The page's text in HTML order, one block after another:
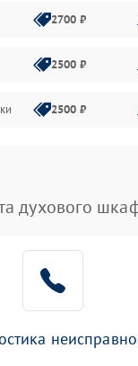
2700 ₽
2500 ₽
2500 ₽
духового